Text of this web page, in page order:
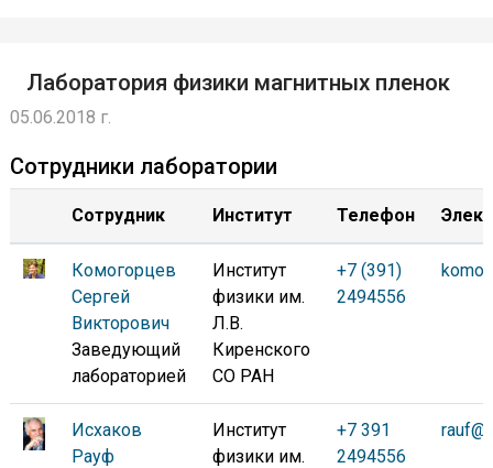
Лаборатория физики магнитных пленок
05.06.2018 г.
Сотрудники лаборатории
Сотрудник Институт Телефон
Комогорцев
Сергей
Викторович
Заведующий
лабораторией
Институт
физики им.
Л.В.
Киренского
СО РАН
+7 (391)
2494556
Исхаков
Рауф
Институт
физики им.
+7 391
2494556